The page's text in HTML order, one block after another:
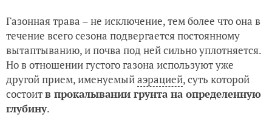
Газонная трава – не исключение, тем более что она в
течение всего сезона подвергается постоянному
вытаптыванию, и почва под ней сильно уплотняется.
Но в отношении густого газона используют уже
другой прием, именуемыйаэрацией, суть которой
состоитв прокалывании грунта на определенную
глубину.